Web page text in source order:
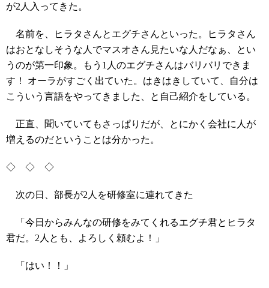
が2人入ってきた。
名前を、ヒラタさんとエグチさんといった。ヒラタさん
はおとなしそうな人でマスオさん見たいな人だなぁ、とい
うのが第一印象。もう1人のエグチさんはバリバリできま
す！ オーラがすごく出ていた。はきはきしていて、自分は
こういう言語をやってきました、と自己紹介をしている。
正直、聞いていてもさっぱりだが、とにかく会社に人が
増えるのだということは分かった。
◇ ◇ ◇
次の日、部長が2人を研修室に連れてきた
「今日からみんなの研修をみてくれるエグチ君とヒラタ
君だ。2人とも、よろしく頼むよ！」
「はい！！」